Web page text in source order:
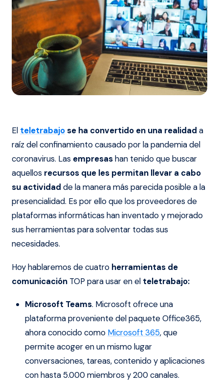
El teletrabajose ha convertido en una realidad a
raíz del confinamiento causado por la pandemia del
coronavirus. Las empresashan tenido que buscar
aquellos recursos que les permitan llevar a cabo
su actividad de la manera más parecida posible a la
presencialidad. Es por ello que los proveedores de
plataformas informáticas han inventado y mejorado
sus herramientas para solventar todas sus
necesidades.
Hoy hablaremos de cuatro herramientas de
comunicación TOP para usar en el teletrabajo:
Microsoft Teams. Microsoft ofrece una
plataforma proveniente del paquete Office365,
ahora conocido como Microsoft 365, que
permite acoger en un mismo lugar
conversaciones, tareas, contenido y aplicaciones
con hasta 5.000 miembros y 200 canales.